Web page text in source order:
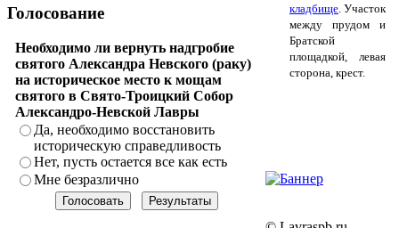
Голосование
Необходимо ли вернуть надгробие
святого Александра Невского (раку)
на историческое место к мощам
святого в Свято-Троицкий Собор
Александро-Невской Лавры
Да, необходимо восстановить
историческую справедливость
Нет, пусть остается все как есть
Мне безразлично
кладбище . Участок
между прудом и
Братской
площадкой, левая
сторона, крест.